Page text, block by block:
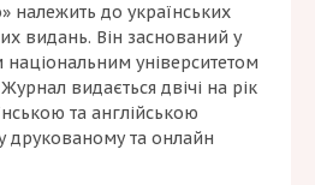
належить до українських
видань. Він заснований у
національним університетом
видається двічі на рік
та англійською
друкованому та онлайн